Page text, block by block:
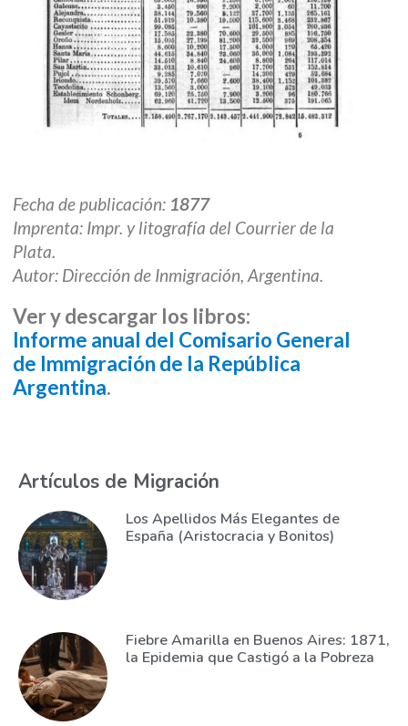
Fecha de publicación: 1877
Imprenta: Impr. y litografía del Courrier de la
Plata.
Autor: Dirección de Inmigración, Argentina.
Ver y descargar los libros:
Informe anual del Comisario General
de Immigración de la República
Argentina.
Artículos de Migración
Los Apellidos Más Elegantes de
España (Aristocracia y Bonitos)
Fiebre Amarilla en Buenos Aires: 1871,
la Epidemia que Castigó a la Pobreza